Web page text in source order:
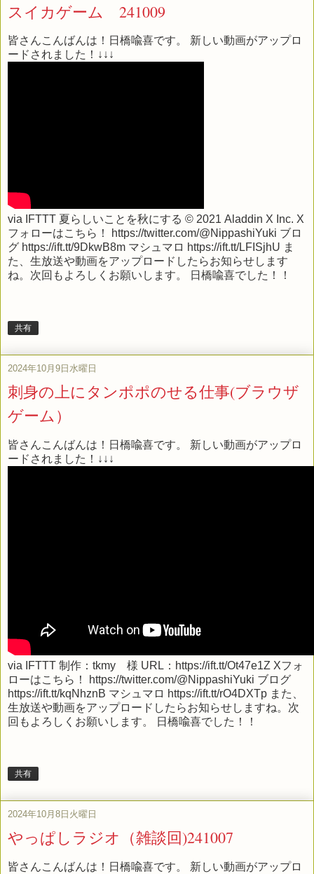
スイカゲーム 241009
皆さんこんばんは！日橋喩喜です。 新しい動画がアップロ
ードされました！↓↓↓
via IFTTT 夏らしいことを秋にする ©︎ 2021 Aladdin X Inc. X
フォローはこちら！ https://twitter.com/@NippashiYuki ブロ
グ https://ift.tt/9DkwB8m マシュマロ https://ift.tt/LFISjhU ま
た、生放送や動画をアップロードしたらお知らせします
ね。次回もよろしくお願いします。 日橋喩喜でした！！
共有
2024年10月9日水曜日
刺身の上にタンポポのせる仕事(ブラウザ
ゲーム）
皆さんこんばんは！日橋喩喜です。 新しい動画がアップロ
ードされました！↓↓↓
via IFTTT 制作：tkmy 様 URL：https://ift.tt/Ot47e1Z Xフォ
ローはこちら！ https://twitter.com/@NippashiYuki ブログ
https://ift.tt/kqNhznB マシュマロ https://ift.tt/rO4DXTp また、
生放送や動画をアップロードしたらお知らせしますね。次
回もよろしくお願いします。 日橋喩喜でした！！
共有
2024年10月8日火曜日
やっぱしラジオ（雑談回)241007
皆さんこんばんは！日橋喩喜です。 新しい動画がアップロ